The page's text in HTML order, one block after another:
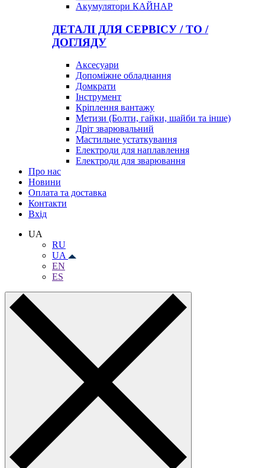
Акумулятори КАЙНАР
ДЕТАЛІ ДЛЯ СЕРВІСУ / ТО /
ДОГЛЯДУ
Аксесуари
Допоміжне обладнання
Домкрати
Інструмент
Кріплення вантажу
Метизи (Болти, гайки, шайби та інше)
Дріт зварювальний
Мастильне устаткування
Електроди для наплавлення
Електроди для зварювання
Про нас
Новини
Оплата та доставка
Контакти
Вхiд
UA
RU
UA
EN
ES